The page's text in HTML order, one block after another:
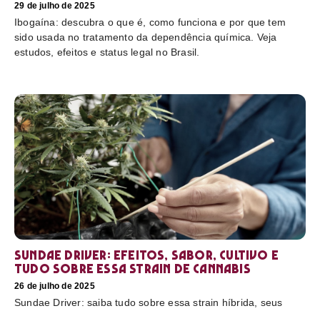
29 de julho de 2025
Ibogaína: descubra o que é, como funciona e por que tem
sido usada no tratamento da dependência química. Veja
estudos, efeitos e status legal no Brasil.
Sundae Driver: efeitos, sabor, cultivo e
tudo sobre essa strain de cannabis
26 de julho de 2025
Sundae Driver: saiba tudo sobre essa strain híbrida, seus